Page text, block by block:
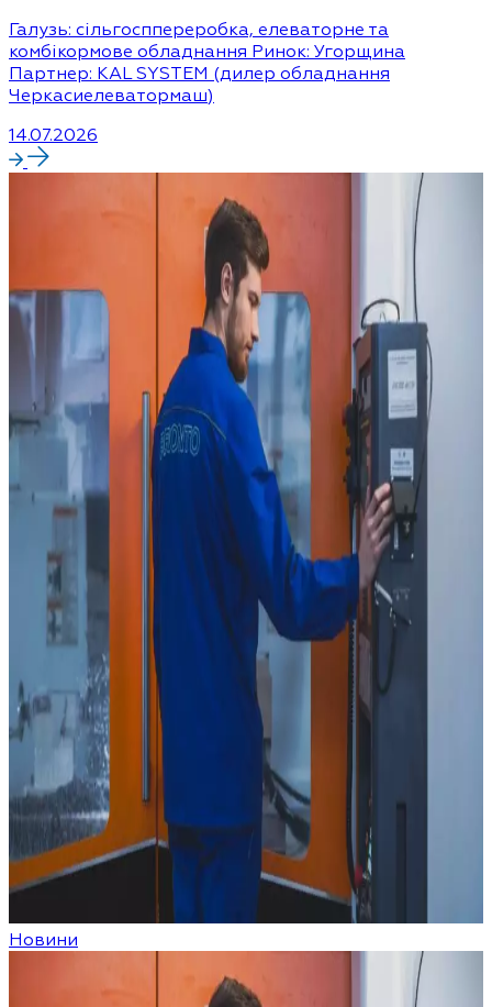
Галузь: сільгосппереробка, елеваторне та
комбікормове обладнання Ринок: Угорщина
Партнер: KAL SYSTEM (дилер обладнання
Черкасиелеватормаш)
14.07.2026
Новини